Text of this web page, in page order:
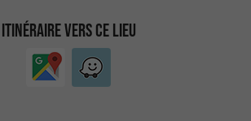
ITINÉRAIRE VERS CE LIEU